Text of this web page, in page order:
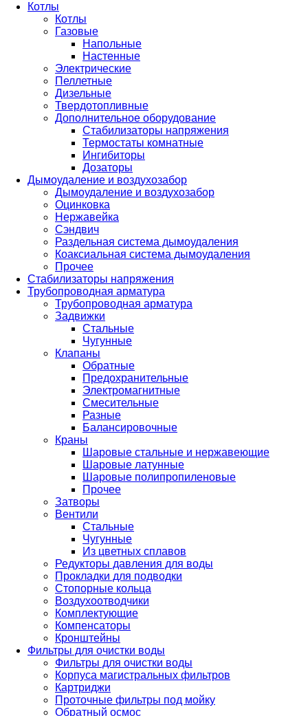
Котлы
Котлы
Газовые
Напольные
Настенные
Электрические
Пеллетные
Дизельные
Твердотопливные
Дополнительное оборудование
Стабилизаторы напряжения
Термостаты комнатные
Ингибиторы
Дозаторы
Дымоудаление и воздухозабор
Дымоудаление и воздухозабор
Оцинковка
Нержавейка
Сэндвич
Раздельная система дымоудаления
Коаксиальная система дымоудаления
Прочее
Стабилизаторы напряжения
Трубопроводная арматура
Трубопроводная арматура
Задвижки
Стальные
Чугунные
Клапаны
Обратные
Предохранительные
Электромагнитные
Смесительные
Разные
Балансировочные
Краны
Шаровые стальные и нержавеющие
Шаровые латунные
Шаровые полипропиленовые
Прочее
Затворы
Вентили
Стальные
Чугунные
Из цветных сплавов
Редукторы давления для воды
Прокладки для подводки
Стопорные кольца
Воздухоотводчики
Комплектующие
Компенсаторы
Кронштейны
Фильтры для очистки воды
Фильтры для очистки воды
Корпуса магистральных фильтров
Картриджи
Проточные фильтры под мойку
Обратный осмос